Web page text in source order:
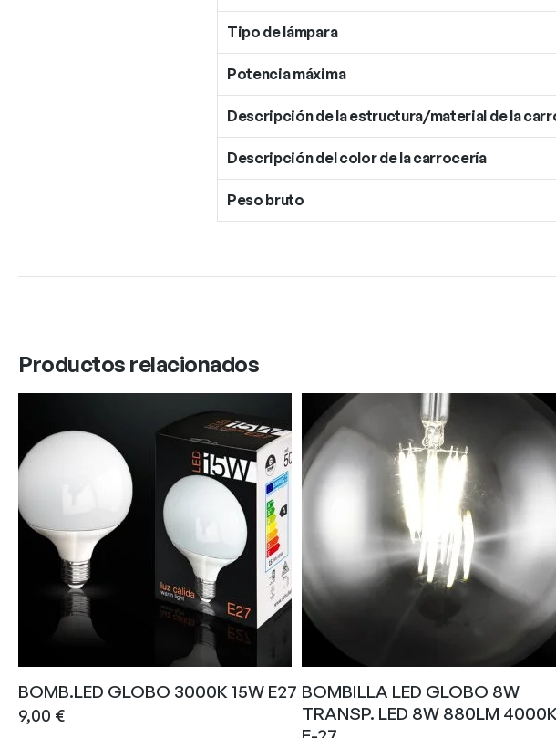
Tipo de lámpara
Potencia máxima
Descripción de la estructura/material de la
Descripción del color de la carrocería
Peso bruto
Productos relacionados
BOMB.LED GLOBO 3000K 15W E27
9,00 €
BOMBILLA LED GLOBO 8W
TRANSP. LED 8W 880LM